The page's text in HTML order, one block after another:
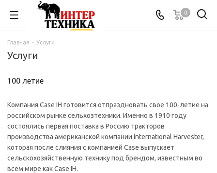
0
Главная - Услуги
Услуги
100 летие
Компания Case IH готовится отпраздновать свое 100-летие на
российском рынке сельхозтехники. Именно в 1910 году
состоялись первая поставка в Россию тракторов
производства американской компании International Harvester,
которая после слияния с компанией Case выпускает
сельскохозяйственную технику под брендом, известным во
всем мире как Case IH.